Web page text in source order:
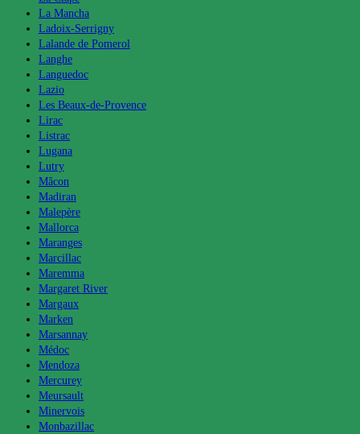
La Mancha
Ladoix-Serrigny
Lalande de Pomerol
Langhe
Languedoc
Lazio
Les Beaux-de-Provence
Lirac
Listrac
Lugana
Lutry
Mâcon
Madiran
Malepère
Mallorca
Maranges
Marcillac
Maremma
Margaret River
Margaux
Marken
Marsannay
Médoc
Mendoza
Mercurey
Meursault
Minervois
Monbazillac